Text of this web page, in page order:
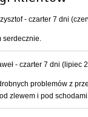
- czarter 7 dni
serdecznie.
- czarter 7 dni (lipiec
problemów z
zlewem i pod